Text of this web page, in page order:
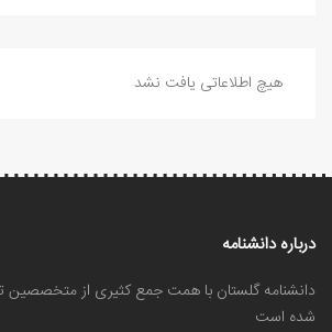
هیچ اطلاعاتی یافت نشد
درباره دانشنامه
دانشنامه گلستان با همت جمع کثیری از متخصصین
شده است